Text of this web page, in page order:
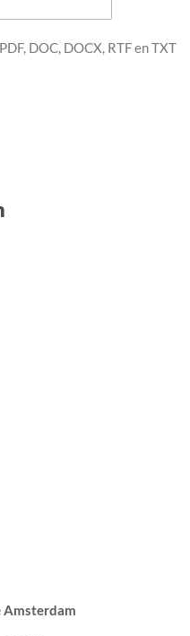
DOC, DOCX, RTF en TXT
Amsterdam